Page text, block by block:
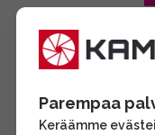
Parempaa
Keräämme